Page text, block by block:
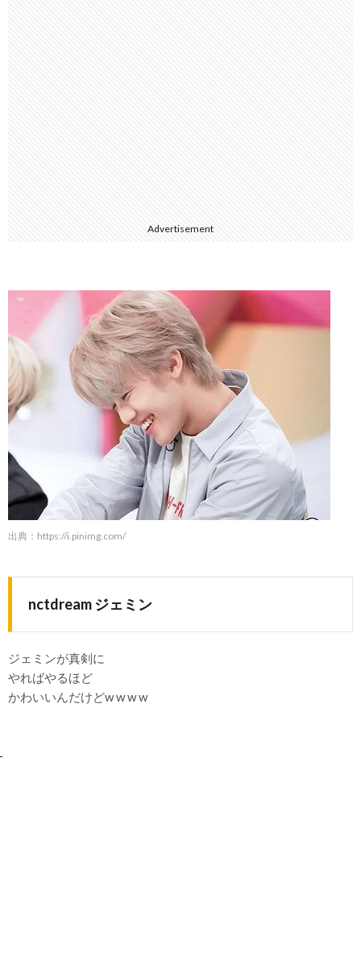
Advertisement
出典： https://i.pinimg.com/
nctdream ジェミン
ジェミンが真剣に
やればやるほど
かわいいんだけどw w w w